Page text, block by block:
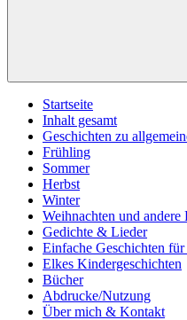
Startseite
Inhalt gesamt
Geschichten zu
Frühling
Sommer
Herbst
Winter
Weihnachten und andere
Gedichte & Lieder
Einfache Geschichten
Elkes Kindergeschichten
Bücher
Abdrucke/Nutzung
Über mich & Kontakt